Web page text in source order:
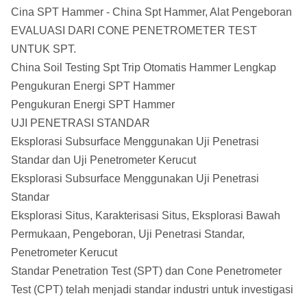
Cina SPT Hammer - China Spt Hammer, Alat Pengeboran
EVALUASI DARI CONE PENETROMETER TEST
UNTUK SPT.
China Soil Testing Spt Trip Otomatis Hammer Lengkap
Pengukuran Energi SPT Hammer
Pengukuran Energi SPT Hammer
UJI PENETRASI STANDAR
Eksplorasi Subsurface Menggunakan Uji Penetrasi
Standar dan Uji Penetrometer Kerucut
Eksplorasi Subsurface Menggunakan Uji Penetrasi
Standar
Eksplorasi Situs, Karakterisasi Situs, Eksplorasi Bawah
Permukaan, Pengeboran, Uji Penetrasi Standar,
Penetrometer Kerucut
Standar Penetration Test (SPT) dan Cone Penetrometer
Test (CPT) telah menjadi standar industri untuk investigasi